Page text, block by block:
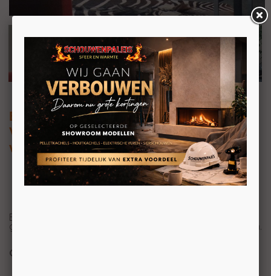
Bocal A19M
Vrijstaande gaskachel met gesloten
verbranding
Bocal heeft een hele nieuwe generatie gaskachels
geïntroduceerd. Deze Bocal A19M is er daar ook één van.
Gesloten systeem Bocal